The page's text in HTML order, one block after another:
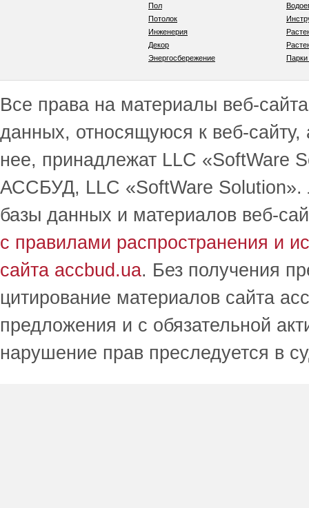
Пол
Потолок
Инженерия
Декор
Энергосбережение
Все права на материалы веб-
данных, относящуюся к веб-
нее, принадлежат LLC
АССБУД, LLC «SoftWare Solution».
базы данных и материалов веб-
с правилами распространения и
сайта accbud.ua. Без получения
цитирование материалов сайта
предложения и с обязательной
нарушение прав преследуется в